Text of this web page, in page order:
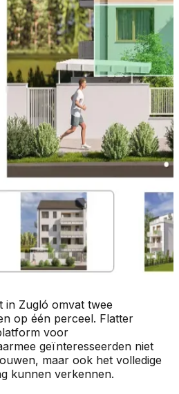
in Zugló omvat twee
op één perceel. Flatter
voor
geïnteresseerden niet
maar ook het volledige
kunnen verkennen.